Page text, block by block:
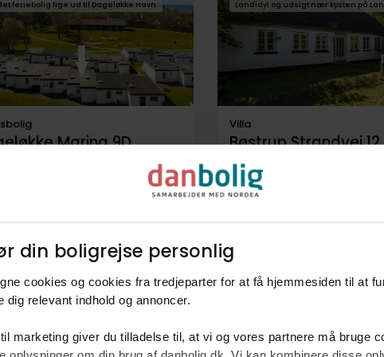
din boligrejse personlig​
cookies og cookies fra tredjeparter for at få hjemmesiden til at
dig relevant indhold og annoncer.​
marketing giver du tilladelse til, at vi og vores partnere må bruge
feriebolig lige ud til Dageløkke Havn
Marina 9D,
Landidyl og udsigt nær kysten på
Villa
Bøstrup Strandvej 12,
Bøstrup,
5953
398.000 kr.
mægler